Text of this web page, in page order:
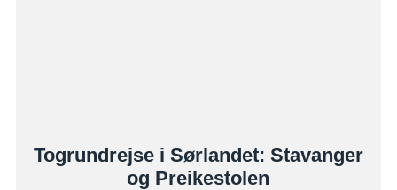
Togrundrejse i Sørlandet: Stavanger
og Preikestolen